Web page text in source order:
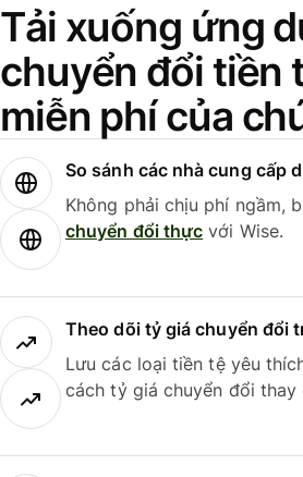
Tải xuống ứng
chuyển đổi tiền
miễn phí của
So sánh các nhà cung cấp
Không phải chịu phí ngầm,
chuyển đổi thực với Wise.
Theo dõi tỷ giá chuyển đổi
Lưu các loại tiền tệ yêu
cách tỷ giá chuyển đổi